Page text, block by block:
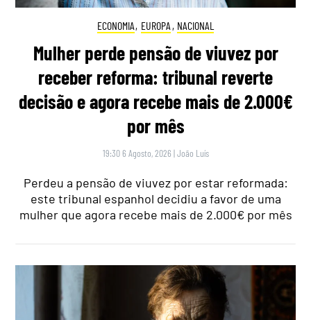
ECONOMIA, EUROPA , NACIONAL
Mulher perde pensão de viuvez por
receber reforma: tribunal reverte
decisão e agora recebe mais de 2.000€
por mês
19:30 6 Agosto, 2026 |João Luís
Perdeu a pensão de viuvez por estar reformada:
este tribunal espanhol decidiu a favor de uma
mulher que agora recebe mais de 2.000€ por mês